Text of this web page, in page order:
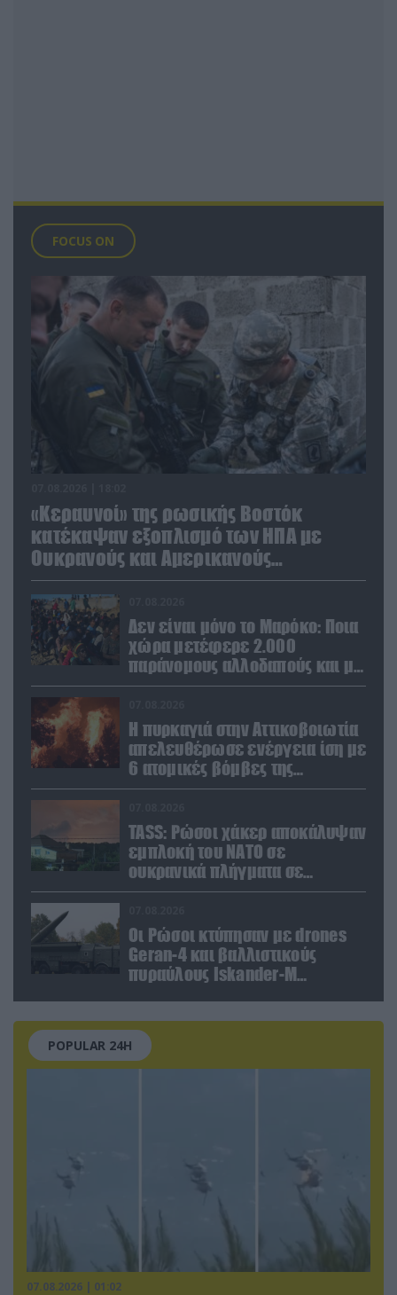
FOCUS ON
«Κεραυνοί» της ρωσικής Βοστόκ
κατέκαψαν εξοπλισμό των ΗΠΑ με
Ουκρανούς και Αμερικανούς
μισθοφόρους – Δείτε βίντεο
Δεν είναι μόνο το Μαρόκο: Ποια
χώρα μετέφερε 2.000
παράνομους αλλοδαπούς και με
ναρκωτικά στην Ισπανία
Η πυρκαγιά στην Αττικοβοιωτία
απελευθέρωσε ενέργεια ίση με
6 ατομικές βόμβες της
Χιροσίμα!
TASS: Ρώσοι χάκερ αποκάλυψαν
εμπλοκή του ΝΑΤΟ σε
ουκρανικά πλήγματα σε
στόχους στο ρωσικό έδαφος!
Οι Ρώσοι κτύπησαν με drones
Geran-4 και βαλλιστικούς
πυραύλους Iskander-M
POPULAR 24H
07.08.2026 | 01:02